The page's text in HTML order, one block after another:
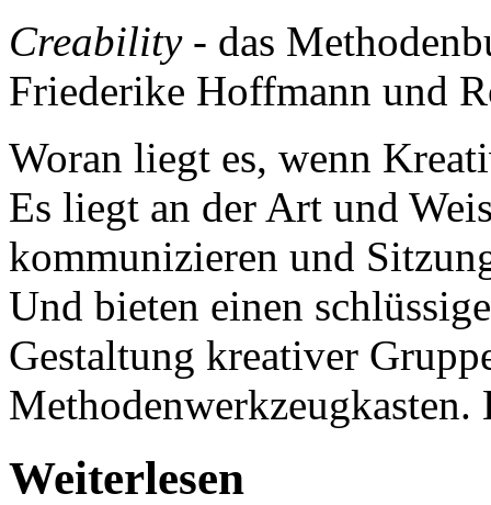
Creability- das
Friederike Hoffmann und
Woran liegt es, wenn
Es liegt an der Art und
kommunizieren und
Und bieten einen
Gestaltung kreativer
Methodenwerkzeugkasten.
Weiterlesen